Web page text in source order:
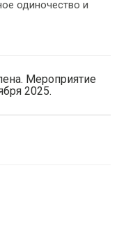
одиночество и
Мероприятие
2025.